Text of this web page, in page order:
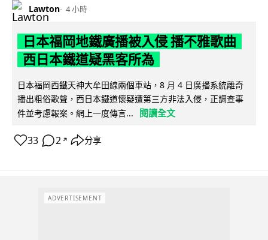
Lawton 4 小時
日本福岡地鐵廣播被入侵 播不雅歌曲
西日本鐵道疑黑客所為
日本福岡西鐵天神大牟田線兩個車站，8 月 4 日廣播系統離奇
播出粗俗歌聲，西日本鐵道懷疑遭第三方非法入侵，正調查事
件並考慮報案。網上一度傳言...
閱讀全文
33 2 ↗ 分享
ADVERTISEMENT